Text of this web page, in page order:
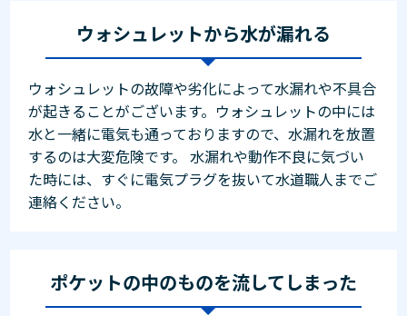
ウォシュレットから水が漏れる
ウォシュレットの故障や劣化によって水漏れや不具合
が起きることがございます。ウォシュレットの中には
水と一緒に電気も通っておりますので、水漏れを放置
するのは大変危険です。 水漏れや動作不良に気づい
た時には、すぐに電気プラグを抜いて水道職人までご
連絡ください。
ポケットの中のものを流してしまった